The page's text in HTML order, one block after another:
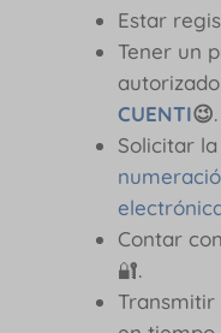
Estar
Tener un
CUENTI😉.
Solicitar
Contar con
🔐.
Transmitir